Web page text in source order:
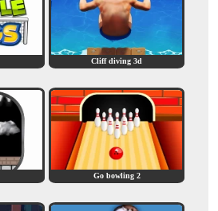
Cliff diving 3d
Go bowling 2